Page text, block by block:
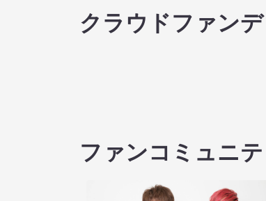
クラウドファン
ファンコミュニテ